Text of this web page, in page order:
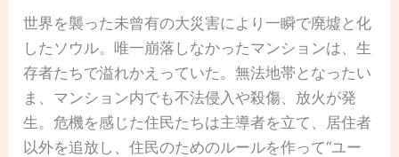
世界を襲った未曾有の大災害により一瞬で廃墟と化
したソウル。唯一崩落しなかったマンションは、生
存者たちで溢れかえっていた。無法地帯となったい
ま、マンション内でも不法侵入や殺傷、放火が発
生。危機を感じた住民たちは主導者を立て、居住者
以外を追放し、住民のためのルールを作って“ユー